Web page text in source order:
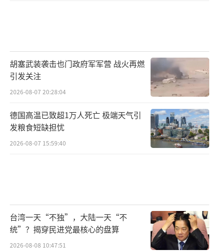
胡塞武装袭击也门政府军军营 战火再燃
引发关注
2026-08-07 20:28:04
德国高温已致超1万人死亡 极端天气引
发粮食短缺担忧
2026-08-07 15:59:40
台湾一天“不独”，大陆一天“不
统”？揭穿民进党最核心的盘算
2026-08-08 10:47:51